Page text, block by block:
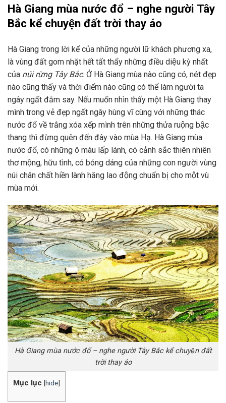
Hà Giang mùa nước đổ – nghe người Tây
Bắc kể chuyện đất trời thay áo
Hà Giang trong lời kể của những người lữ khách phương xa,
là vùng đất gom nhặt hết tất thẩy những điều diệu kỳ nhất
của núi rừng Tây Bắc. Ở Hà Giang mùa nào cũng có, nét đẹp
nào cũng thấy và thời điểm nào cũng có thể làm người ta
ngây ngất đắm say. Nếu muốn nhìn thấy một Hà Giang thay
mình trong vẻ đẹp ngất ngây hùng vĩ cùng với những thác
nước đổ về trắng xóa xếp mình trên những thửa ruộng bậc
thang thì đừng quên đến đây vào mùa Hạ. Hà Giang mùa
nước đổ, có những ô màu lấp lánh, có cảnh sắc thiên nhiên
thơ mộng, hữu tình, có bóng dáng của những con người vùng
núi chân chất hiền lành hăng lao động chuẩn bị cho một vù
mùa mới.
Hà Giang mùa nước đổ – nghe người Tây Bắc kể chuyện đất
trời thay áo
Mục lục [hide]